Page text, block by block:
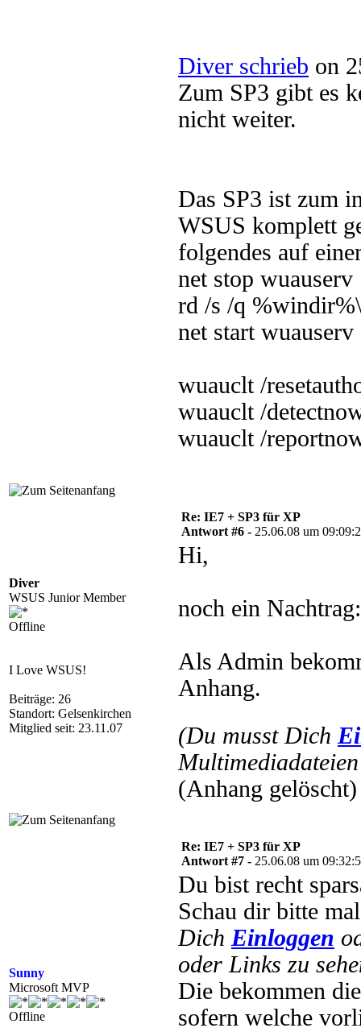
Diver schrieb on
Zum SP3 gibt es
nicht weiter.
Das SP3 ist zum
WSUS komplett
folgendes auf
net stop wuauserv
rd /s /q
net start wuauserv
wuauclt /
wuauclt /
wuauclt /
Diver
WSUS Junior Member
Offline
I Love WSUS!
Beiträge: 26
Standort: Gelsenkirchen
Mitglied seit: 23.11.07
Re: IE7 + SP3 für XP
Antwort #6 - 25.06.08 um
Hi,
noch ein Nachtrag:
Als Admin
Anhang.
(Du musst Dich
(Anhang gelöscht)
Sunny
Microsoft MVP
Offline
Re: IE7 + SP3 für XP
Antwort #7 - 25.06.08 um
Du bist recht
Schau dir bitte
Dich Einloggen
oder Links zu
Die bekommen
sofern welche